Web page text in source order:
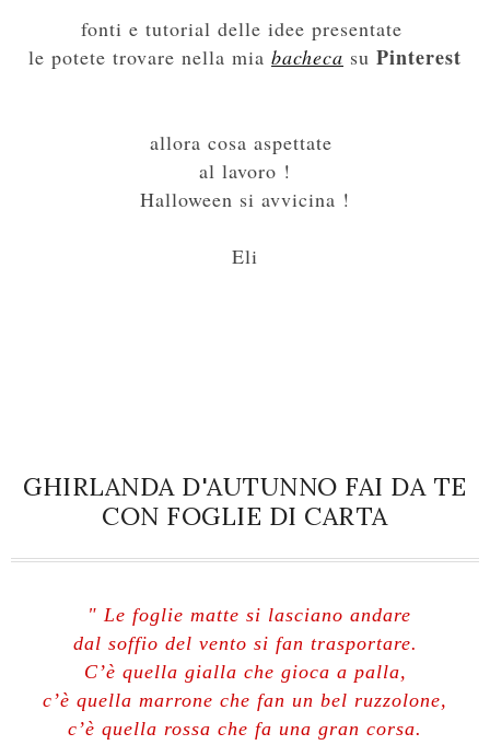
fonti e tutorial delle idee presentate
le potete trovare nella mia bacheca su Pinterest
allora cosa aspettate
al lavoro !
Halloween si avvicina !
Eli
GHIRLANDA D'AUTUNNO FAI DA TE
CON FOGLIE DI CARTA
" Le foglie matte si lasciano andare
dal soffio del vento si fan trasportare.
C’è quella gialla che gioca a palla,
c’è quella marrone che fan un bel ruzzolone,
c’è quella rossa che fa una gran corsa.